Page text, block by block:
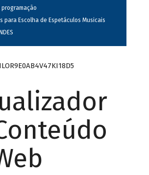
programação
para Escolha de Espetáculos Musicais